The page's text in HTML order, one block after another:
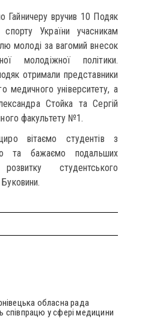
Гайничеру вручив 10 Подяк
України учасникам
молоді за вагомий внесок
молодіжної політики.
отримали представники
медичного університету, а
Стойка та Сергій
факультету №1.
вітаємо студентів з
та бажаємо подальших
студентського
обласна рада
у сфері медицини